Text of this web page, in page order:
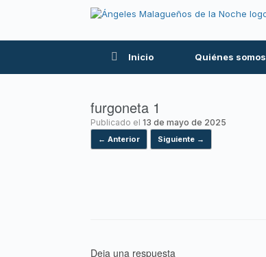
Inicio Quiénes somos
furgoneta 1
Publicado el 13 de mayo de 2025
← Anterior Siguiente →
Deja una respuesta